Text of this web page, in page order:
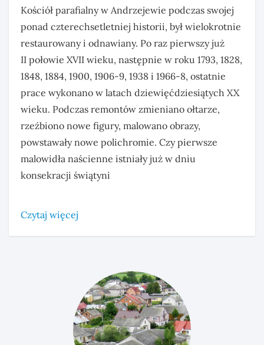
Kościół parafialny w Andrzejewie podczas swojej
ponad czterechsetletniej historii, był wielokrotnie
restaurowany i odnawiany. Po raz pierwszy już
II połowie XVII wieku, następnie w roku 1793, 1828,
1848, 1884, 1900, 1906-9, 1938 i 1966-8, ostatnie
prace wykonano w latach dziewięćdziesiątych XX
wieku. Podczas remontów zmieniano ołtarze,
rzeźbiono nowe figury, malowano obrazy,
powstawały nowe polichromie. Czy pierwsze
malowidła naścienne istniały już w dniu
konsekracji świątyni
Czytaj więcej